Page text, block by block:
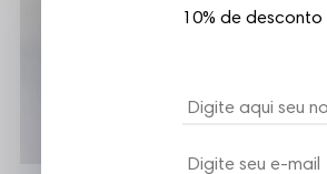
10% de